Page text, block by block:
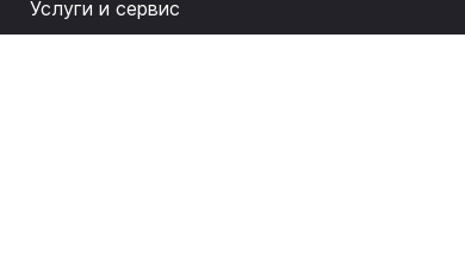
Услуги и сервис